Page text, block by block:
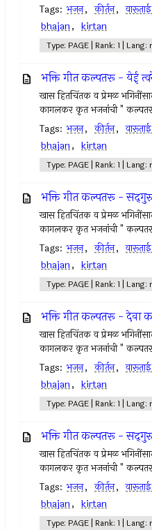
Tags: भजन, कीर्तन,
bhajan, kirtan
Type: PAGE | Rank: 1 | Lang:
भक्ति गीत कल्पतरू - येई
खास हितचिंतक व प्रेमळ
कागलकर कृत भजनांची "
Tags: भजन, कीर्तन,
bhajan, kirtan
Type: PAGE | Rank: 1 | Lang:
भक्ति गीत कल्पतरू -
खास हितचिंतक व प्रेमळ
कागलकर कृत भजनांची "
Tags: भजन, कीर्तन,
bhajan, kirtan
Type: PAGE | Rank: 1 | Lang:
भक्ति गीत कल्पतरू - देवा
खास हितचिंतक व प्रेमळ
कागलकर कृत भजनांची "
Tags: भजन, कीर्तन,
bhajan, kirtan
Type: PAGE | Rank: 1 | Lang:
भक्ति गीत कल्पतरू -
खास हितचिंतक व प्रेमळ
कागलकर कृत भजनांची "
Tags: भजन, कीर्तन,
bhajan, kirtan
Type: PAGE | Rank: 1 | Lang: